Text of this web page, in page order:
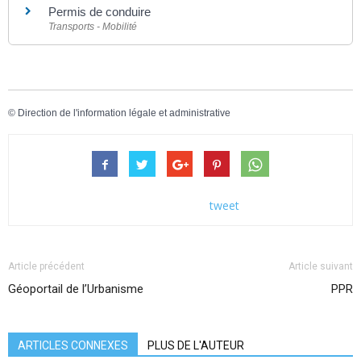
Permis de conduire
Transports - Mobilité
© Direction de l'information légale et administrative
tweet
Article précédent
Géoportail de l’Urbanisme
Article suivant
PPR
ARTICLES CONNEXES PLUS DE L'AUTEUR